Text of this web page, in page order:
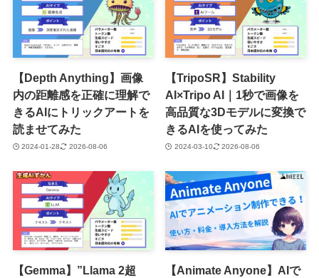
【Depth Anything】画像
内の距離感を正確に理解で
きるAIにトリックアートを
読ませてみた
2024-01-28 2026-08-06
【TripoSR】Stability
AI×Tripo AI｜1秒で画像を
高品質な3Dモデルに変換で
きるAIを使ってみた
2024-03-10 2026-08-06
【Gemma】”Llama 2超
【Animate Anyone】AIで